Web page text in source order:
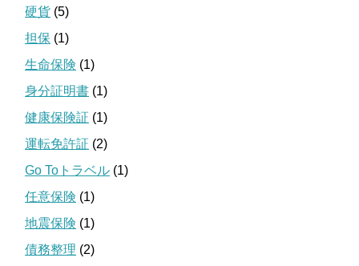
硬貨 (5)
担保 (1)
生命保険 (1)
身分証明書 (1)
健康保険証 (1)
運転免許証 (2)
Go Toトラベル (1)
任意保険 (1)
地震保険 (1)
債務整理 (2)